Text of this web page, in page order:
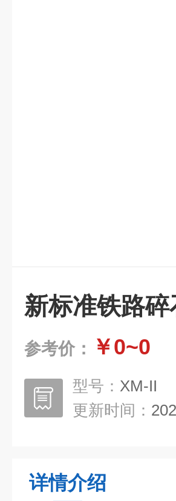
新标准铁路
参考价： ￥0~0
型号： XM-II
更新时间：
详情介绍